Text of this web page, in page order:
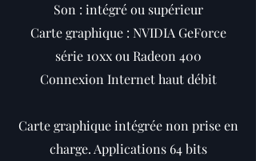
Son : intégré ou supérieur
Carte graphique : NVIDIA GeForce
série 10xx ou Radeon 400
Connexion Internet haut débit
Carte graphique intégrée non prise en
charge. Applications 64 bits